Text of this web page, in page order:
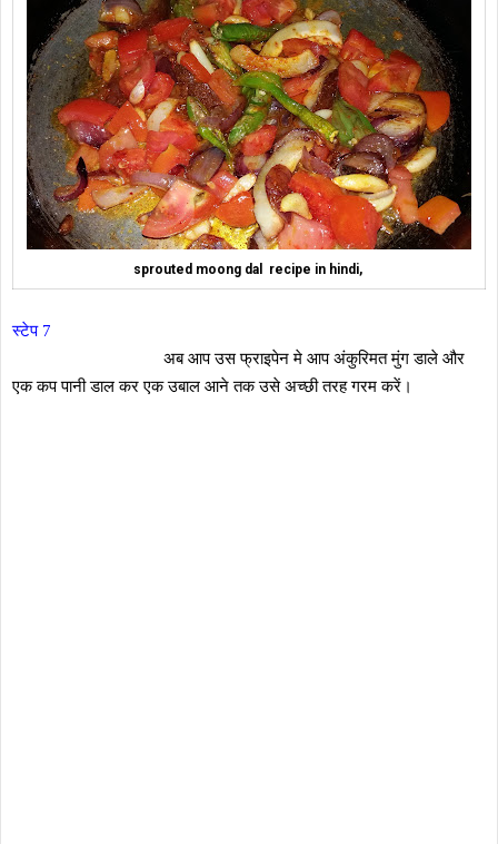
sprouted moong dal recipe in hindi,
स्टेप 7
अब आप उस फ्राइपेन मे आप अंकुरिमत मुंग डाले और
एक कप पानी डाल कर एक उबाल आने तक उसे अच्छी तरह गरम करें।